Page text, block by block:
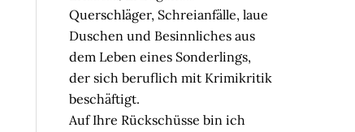
Querschläger, Schreianfälle, laue
Duschen und Besinnliches aus
dem Leben eines Sonderlings,
der sich beruflich mit Krimikritik
beschäftigt.
Auf Ihre Rückschüsse bin ich